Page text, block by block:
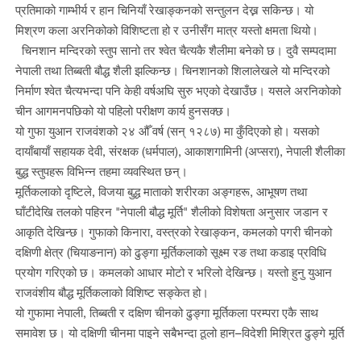
प्रतिमाको गाम्भीर्य र हान चिनियाँ रेखाङ्कनको सन्तुलन देख्न सकिन्छ। यो
मिश्रण कला अरनिकोको विशिष्टता हो र उनीसँग मात्र यस्तो क्षमता थियो।
चिनशान मन्दिरको स्तुप सानो तर श्वेत चैत्यकै शैलीमा बनेको छ। दुवै सम्पदामा
नेपाली तथा तिब्बती बौद्ध शैली झल्किन्छ। चिनशानको शिलालेखले यो मन्दिरको
निर्माण श्वेत चैत्यभन्दा पनि केही वर्षअघि सुरु भएको देखाउँछ। यसले अरनिकोको
चीन आगमनपछिको यो पहिलो परीक्षण कार्य हुनसक्छ।
यो गुफा युआन राजवंशको २४ औँ वर्ष (सन् १२८७) मा कुँदिएको हो। यसको
दायाँबायाँ सहायक देवी, संरक्षक (धर्मपाल), आकाशगामिनी (अप्सरा), नेपाली शैलीका
बुद्ध स्तुपहरू विभिन्न तहमा व्यवस्थित छन्।
मूर्तिकलाको दृष्टिले, विजया बुद्ध माताको शरीरका अङ्गहरू, आभूषण तथा
घाँटीदेखि तलको पहिरन "नेपाली बौद्ध मूर्ति" शैलीको विशेषता अनुसार जडान र
आकृति देखिन्छ। गुफाको किनारा, वस्त्रको रेखाङ्कन, कमलको पगरी चीनको
दक्षिणी क्षेत्र (चियाङनान) को ढुङ्गा मूर्तिकलाको सूक्ष्म रङ तथा कडाइ प्रविधि
प्रयोग गरिएको छ। कमलको आधार मोटो र भरिलो देखिन्छ। यस्तो हुनु युआन
राजवंशीय बौद्ध मूर्तिकलाको विशिष्ट सङ्केत हो।
यो गुफामा नेपाली, तिब्बती र दक्षिण चीनको ढुङ्गा मूर्तिकला परम्परा एकै साथ
समावेश छ। यो दक्षिणी चीनमा पाइने सबैभन्दा ठूलो हान–विदेशी मिश्रित ढुङ्गे मूर्ति